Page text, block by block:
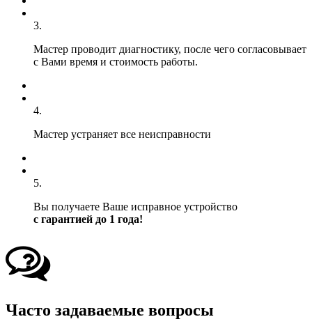
3.
Мастер проводит диагностику, после чего согласовывает
с Вами время и стоимость работы.
4.
Мастер устраняет все неисправности
5.
Вы получаете Ваше исправное устройство
с гарантией до 1 года!
Часто задаваемые вопросы